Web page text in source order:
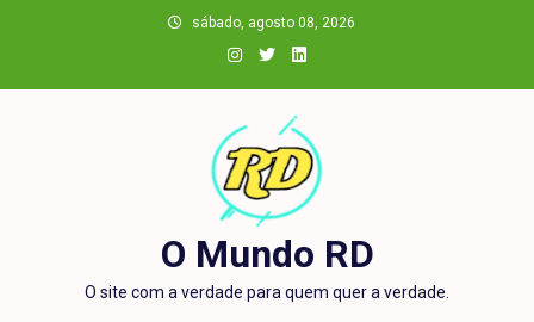
sábado, agosto 08, 2026
O Mundo RD
O site com a verdade para quem quer a verdade.